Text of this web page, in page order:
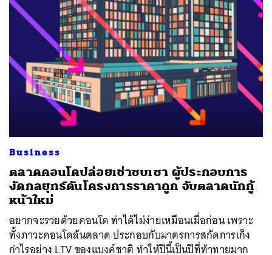
Business
ตลาดคอนโดปล่อยเช่าซบเซา ผู้ประกอบการ
งัดกลยุทธ์ดันโครงการราคาถูก จับตลาดนักกู้
หน้าใหม่
อยากจะรวยด้วยคอนโด ทำได้ไม่ง่ายเหมือนเมื่อก่อน เพราะ
ทั้งภาวะคอนโดล้นตลาด ประกอบกับมาตรการสกัดการเก็ง
กำไรอย่าง LTV ของแบงค์ชาติ ทำให้ปีนี้เป็นปีที่ท้าทายมาก